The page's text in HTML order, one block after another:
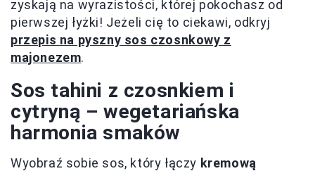
zyskają na wyrazistości, której pokochasz od
pierwszej łyżki! Jeżeli cię to ciekawi, odkryj
przepis na pyszny sos czosnkowy z
majonezem.
Sos tahini z czosnkiem i
cytryną – wegetariańska
harmonia smaków
Wyobraź sobie sos, który łączy kremową